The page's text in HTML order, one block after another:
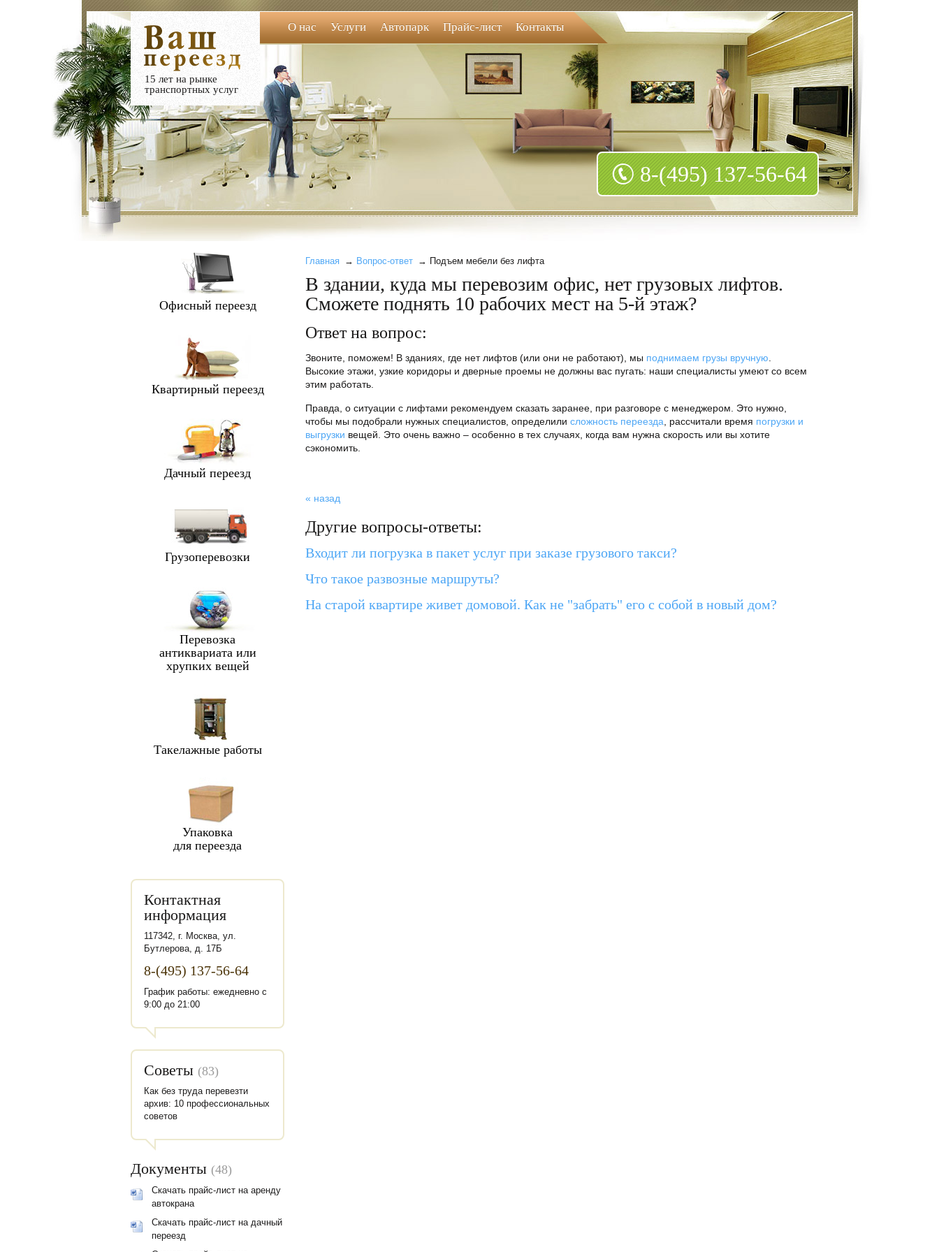
15 лет на рынке
транспортных услуг
О нас Услуги Автопарк Прайс-лист Контакты
8-(495) 137-56-64
Главная → Вопрос-ответ → Подъем мебели без лифта
В здании, куда мы перевозим офис, нет грузовых лифтов.
Сможете поднять 10 рабочих мест на 5-й этаж?
Ответ на вопрос:
Звоните, поможем! В зданиях, где нет лифтов (или они не работают), мы поднимаем грузы вручную
Высокие этажи, узкие коридоры и дверные проемы не должны вас пугать: наши специалисты умеют со всем
этим работать.
Правда, о ситуации с лифтами рекомендуем сказать заранее, при разговоре с менеджером. Это нужно,
чтобы мы подобрали нужных специалистов, определили сложность переезда , рассчитали время погрузки и
выгрузки вещей. Это очень важно – особенно в тех случаях, когда вам нужна скорость или вы хотите
сэкономить.
« назад
Другие вопросы-ответы:
Входит ли погрузка в пакет услуг при заказе грузового такси?
Что такое развозные маршруты?
На старой квартире живет домовой. Как не "забрать" его с собой в новый дом?
Офисный переезд
Квартирный переезд
Дачный переезд
Грузоперевозки
Перевозка
антиквариата или
хрупких вещей
Такелажные работы
Упаковка
для переезда
Контактная
информация
117342, г. Москва, ул.
Бутлерова, д. 17Б
8-(495) 137-56-64
График работы: ежедневно с
9:00 до 21:00
Советы (83)
Как без труда перевезти
архив: 10 профессиональных
советов
Документы (48)
Скачать прайс-лист на аренду
автокрана
Скачать прайс-лист на дачный
переезд